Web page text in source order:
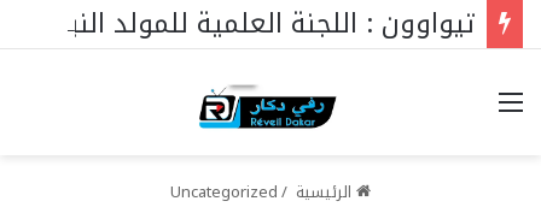
تيواوون : اللجنة العلمية للمولد النبوي تكشف الموضوع الرئيسي هذا العام
خيارات
الرئيسية /
Uncategorized